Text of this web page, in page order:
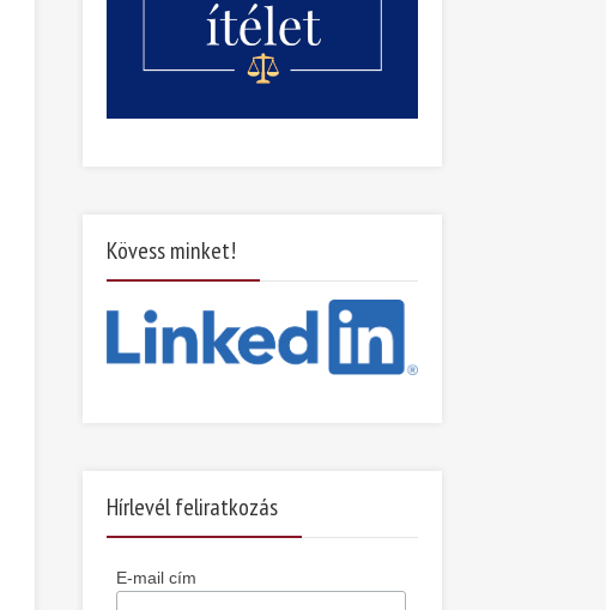
Kövess minket!
Hírlevél feliratkozás
E-mail cím